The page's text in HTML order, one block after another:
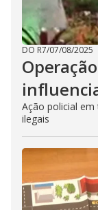
DO R7/07/08/2025
Ação policial
ilegais